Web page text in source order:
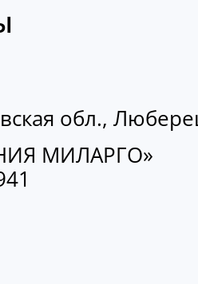
обл.,
МИЛАРГО»